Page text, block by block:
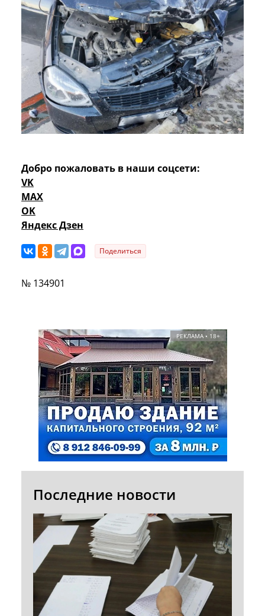
Добро пожаловать в наши соцсети:
VK
MAX
OK
Яндекс Дзен
Поделиться
№ 134901
РЕКЛАМА • 18+
Последние новости